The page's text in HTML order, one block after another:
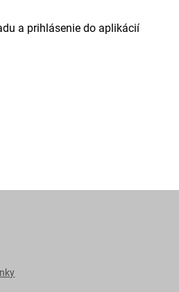
a prihlásenie do aplikácií